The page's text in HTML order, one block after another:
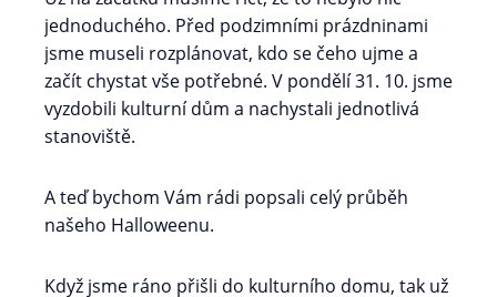
jednoduchého. Před podzimními prázdninami
jsme museli rozplánovat, kdo se čeho ujme a
začít chystat vše potřebné. V pondělí 31. 10. jsme
vyzdobili kulturní dům a nachystali jednotlivá
stanoviště.
A teď bychom Vám rádi popsali celý průběh
našeho Halloweenu.
Když jsme ráno přišli do kulturního domu, tak už